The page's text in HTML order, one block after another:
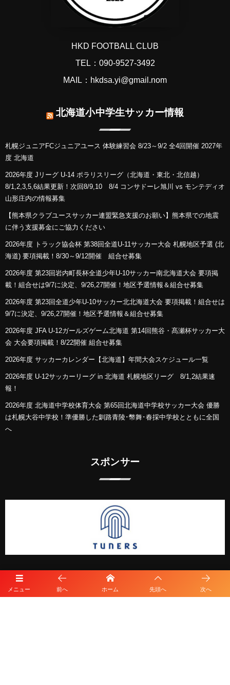
メニュー 前へ ホーム 先頭へ 次へ
HKD FOOTBALL CLUB
TEL：090-9527-3492
MAIL：hkdsa.yi@gmail.nom
北海道小中学生サッカー情報
札幌ジュニアFCジュニアユース 体験練習会 8/23～9/2 全4回開催 2027年
度 北海道
2026年度 Jリーグ U-14 ポラリスリーグ（北海道・東北・北信越）
8/1,2,3,5,6結果更新！次回8/9,10 8/4 コンサドーレ旭川 vs モンテディオ
山形庄内の情報募集
【熊本県クラブユースサッカー連盟緊急支援のお願い】熊本県での地震
に伴う支援募金にご協力ください
2026年度 トラック協会杯 第38回全道U-11サッカー大会 札幌地区予選 (北
海道) 要項掲載！8/30～9/12開催 組合せ募集
2026年度 第23回岩内町長杯全道少年U-10サッカー南北海道大会 要項掲
載！組合せは9/7に決定、9/26,27開催！地区予選情報＆組合せ募集
2026年度 第23回全道少年U-10サッカー北北海道大会 要項掲載！組合せは
9/7に決定、9/26,27開催！地区予選情報＆組合せ募集
2026年度 JFA U-12ガールズゲーム北海道 第14回熊谷・髙瀬杯サッカー大
会 大会要項掲載！8/22開催 組合せ募集
2026年度 サッカーカレンダー【北海道】年間大会スケジュール一覧
2026年度 U-12サッカーリーグ in 北海道 札幌地区リーグ 8/1,2結果速
報！
2026年度 北海道中学校体育大会 第65回北海道中学校サッカー大会 優勝
は札幌大谷中学校！準優勝した釧路青陵･幣舞･春採中学校とともに全国
へ
スポンサー